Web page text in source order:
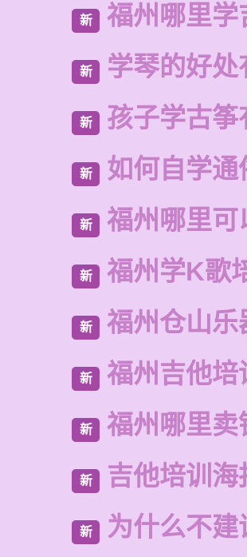
新 福州哪里学
新 学琴的好
新 孩子学古
新 如何自学
新 福州哪里可
新 福州学K歌
新 福州仓山乐
新 福州吉他培
新 福州哪里卖
新 吉他培训
新 为什么不